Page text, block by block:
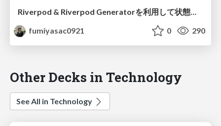
Riverpod & Riverpod Generatorを利用して状態管理部分の処理を書き換えてみる簡単な事例紹介
fumiyasac0921
0 290
Other Decks in Technology
See All in Technology